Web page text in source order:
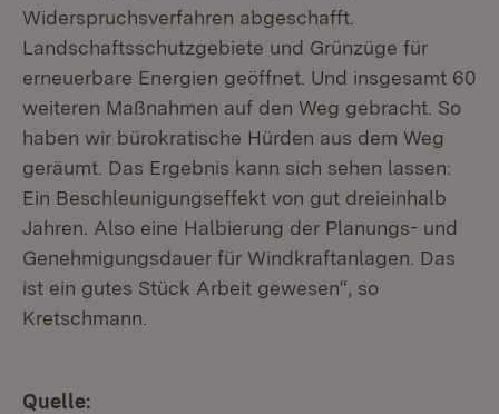
Widerspruchsverfahren abgeschafft.
Landschaftsschutzgebiete und Grünzüge für
erneuerbare Energien geöffnet. Und insgesamt 60
weiteren Maßnahmen auf den Weg gebracht. So
haben wir bürokratische Hürden aus dem Weg
geräumt. Das Ergebnis kann sich sehen lassen:
Ein Beschleunigungseffekt von gut dreieinhalb
Jahren. Also eine Halbierung der Planungs- und
Genehmigungsdauer für Windkraftanlagen. Das
ist ein gutes Stück Arbeit gewesen“, so
Kretschmann.
Quelle: